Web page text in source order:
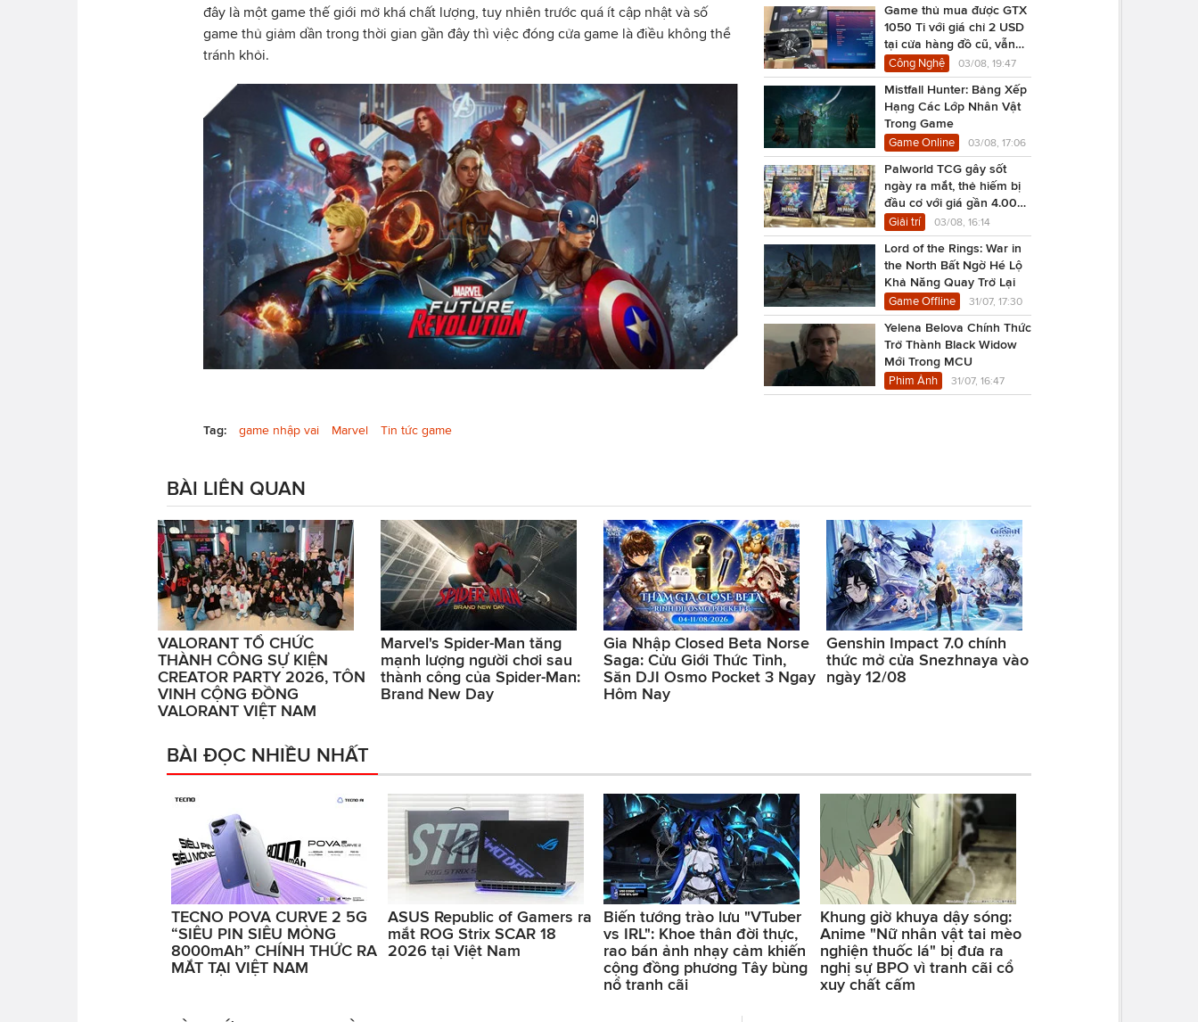
đây là một game thế giới mở khá chất lượng, tuy nhiên trước quá ít cập nhật và số
game thủ giảm dần trong thời gian gần đây thì việc đóng cửa game là điều không thể
tránh khỏi.
Tag: game nhập vai Marvel Tin tức game
Game thủ mua được GTX
1050 Ti với giá chỉ 2 USD
tại cửa hàng đồ cũ, vẫn
chạy Cyberpunk 2077
Công Nghệ 03/08, 19:47
Mistfall Hunter: Bảng Xếp
Hạng Các Lớp Nhân Vật
Trong Game
Game Online 03/08, 17:06
Palworld TCG gây sốt
ngày ra mắt, thẻ hiếm bị
đầu cơ với giá gần 4.000
USD
Giải trí 03/08, 16:14
Lord of the Rings: War in
the North Bất Ngờ Hé Lộ
Khả Năng Quay Trở Lại
Game Offline 31/07, 17:30
Yelena Belova Chính Thức
Trở Thành Black Widow
Mới Trong MCU
Phim Ảnh 31/07, 16:47
BÀI LIÊN QUAN
VALORANT TỔ CHỨC
THÀNH CÔNG SỰ KIỆN
CREATOR PARTY 2026, TÔN
VINH CỘNG ĐỒNG
VALORANT VIỆT NAM
Marvel's Spider-Man tăng
mạnh lượng người chơi sau
thành công của Spider-Man:
Brand New Day
Gia Nhập Closed Beta Norse
Saga: Cửu Giới Thức Tỉnh,
Săn DJI Osmo Pocket 3 Ngay
Hôm Nay
Genshin Impact 7.0 chính
thức mở cửa Snezhnaya vào
ngày 12/08
BÀI ĐỌC NHIỀU NHẤT
TECNO POVA CURVE 2 5G
“SIÊU PIN SIÊU MỎNG
8000mAh” CHÍNH THỨC RA
MẮT TẠI VIỆT NAM
ASUS Republic of Gamers ra
mắt ROG Strix SCAR 18
2026 tại Việt Nam
Biến tướng trào lưu "VTuber
vs IRL": Khoe thân đời thực,
rao bán ảnh nhạy cảm khiến
cộng đồng phương Tây bùng
nổ tranh cãi
Khung giờ khuya dậy sóng:
Anime "Nữ nhân vật tai mèo
nghiện thuốc lá" bị đưa ra
nghị sự BPO vì tranh cãi cổ
xuy chất cấm